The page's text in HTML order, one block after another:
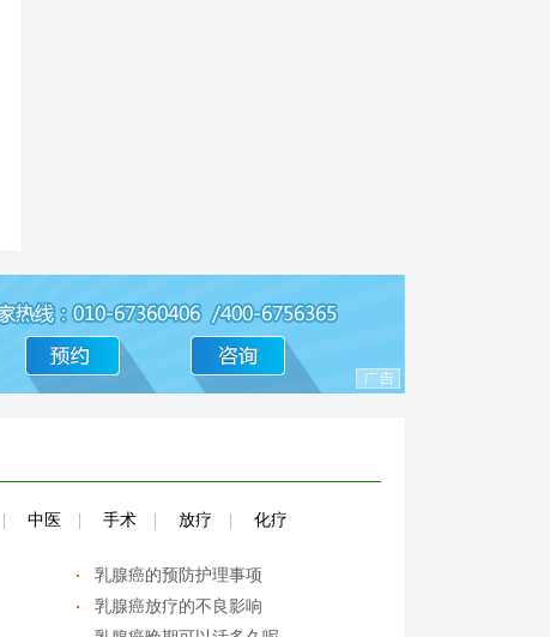
中医 手术 放疗 化疗
乳腺癌的预防护理事项
乳腺癌放疗的不良影响